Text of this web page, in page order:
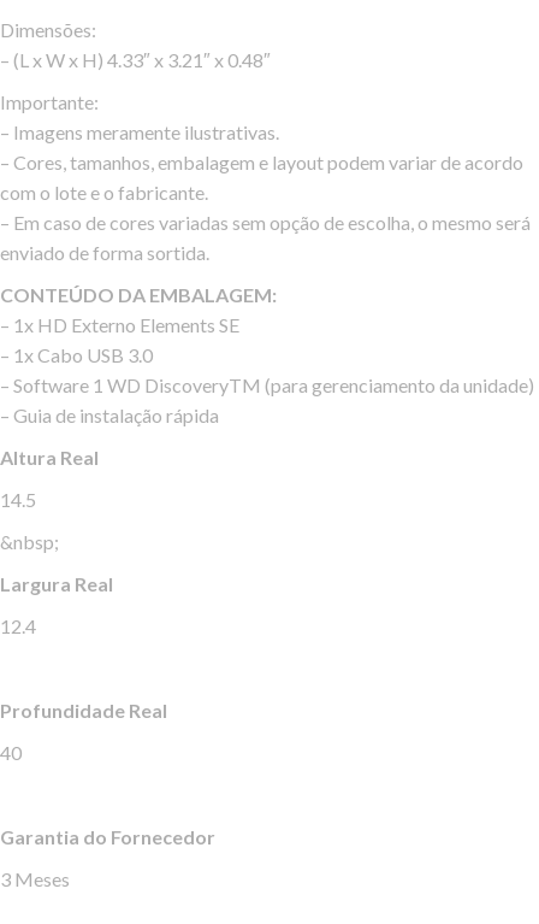
Dimensões:
– (L x W x H) 4.33″ x 3.21″ x 0.48″
Importante:
– Imagens meramente ilustrativas.
– Cores, tamanhos, embalagem e layout podem variar de acordo
com o lote e o fabricante.
– Em caso de cores variadas sem opção de escolha, o mesmo será
enviado de forma sortida.
CONTEÚDO DA EMBALAGEM:
– 1x HD Externo Elements SE
– 1x Cabo USB 3.0
– Software 1 WD DiscoveryTM (para gerenciamento da unidade)
– Guia de instalação rápida
Altura Real
14.5
&nbsp;
Largura Real
12.4
Profundidade Real
40
Garantia do Fornecedor
3 Meses